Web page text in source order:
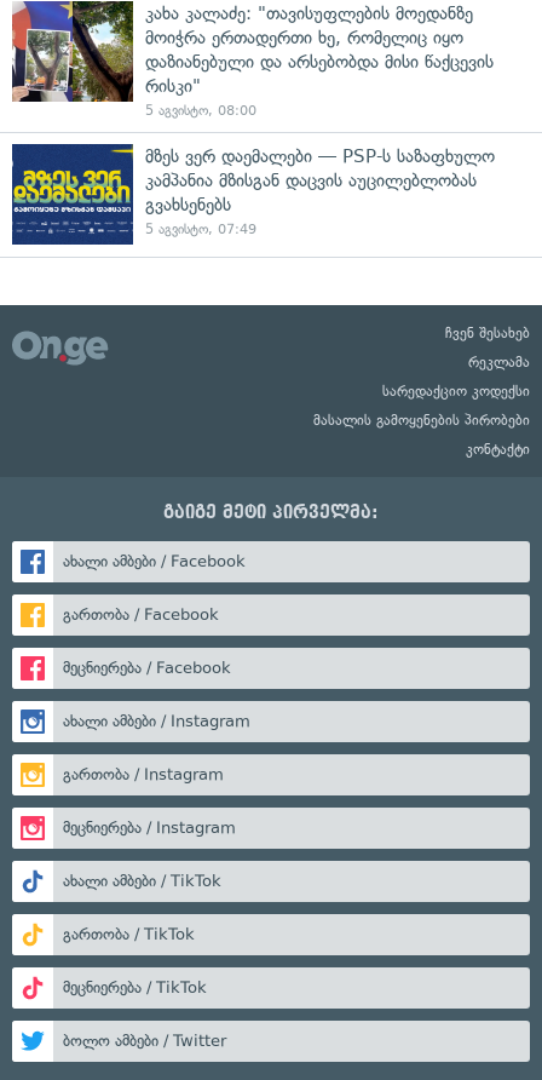
კახა კალაძე: "თავისუფლების მოედანზე
მოიჭრა ერთადერთი ხე, რომელიც იყო
დაზიანებული და არსებობდა მისი წაქცევის
რისკი"
5 აგვისტო, 08:00
მზეს ვერ დაემალები — PSP-ს საზაფხულო
კამპანია მზისგან დაცვის აუცილებლობას
გვახსენებს
5 აგვისტო, 07:49
ჩვენ შესახებ
რეკლამა
სარედაქციო კოდექსი
მასალის გამოყენების პირობები
კონტაქტი
გაიგე მეტი პირველმა:
ახალი ამბები / Facebook
გართობა / Facebook
მეცნიერება / Facebook
ახალი ამბები / Instagram
გართობა / Instagram
მეცნიერება / Instagram
ახალი ამბები / TikTok
გართობა / TikTok
მეცნიერება / TikTok
ბოლო ამბები / Twitter